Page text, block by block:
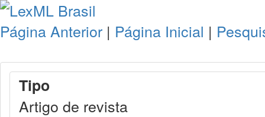
Página Anterior | Página Inicial |
Tipo
Artigo de revista